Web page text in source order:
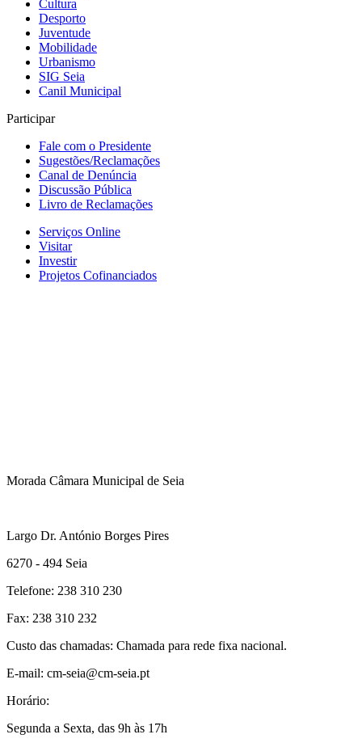
Cultura
Desporto
Juventude
Mobilidade
Urbanismo
SIG Seia
Canil Municipal
Participar
Fale com o Presidente
Sugestões/Reclamações
Canal de Denúncia
Discussão Pública
Livro de Reclamações
Serviços Online
Visitar
Investir
Projetos Cofinanciados
Morada Câmara Municipal de Seia
Largo Dr. António Borges Pires
6270 - 494 Seia
Telefone: 238 310 230
Fax: 238 310 232
Custo das chamadas: Chamada para rede fixa nacional.
E-mail: cm-seia@cm-seia.pt
Horário:
Segunda a Sexta, das 9h às 17h